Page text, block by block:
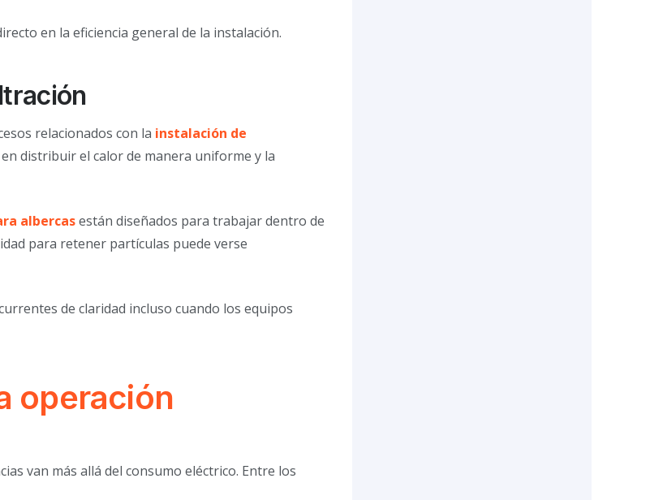
en la eficiencia general de la instalación.
relacionados con la instalación de
distribuir el calor de manera uniforme y la
albercasestán diseñados para trabajar dentro de
para retener partículas puede verse
de claridad incluso cuando los equipos
operación
van más allá del consumo eléctrico. Entre los